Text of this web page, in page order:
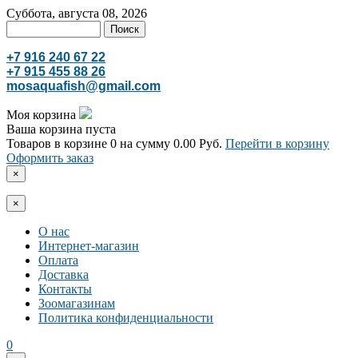
Суббота, августа 08, 2026
+7 916 240 67 22
+7 915 455 88 26
mosaquafish@gmail.com
Моя корзина
Ваша корзина пуста
Товаров в корзине 0 на сумму 0.00 Руб. Перейти в корзину
Оформить заказ
×
×
О нас
Интернет-магазин
Оплата
Доставка
Контакты
Зоомагазинам
Политика конфиденциальности
0